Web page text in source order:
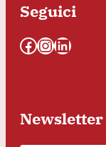
Seguici
Facebook InstagramLinkedIn
Newsletter